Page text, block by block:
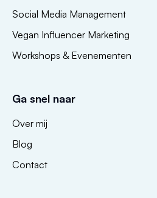
Social Media Management
Vegan Influencer Marketing
Workshops & Evenementen
Ga snel naar
Over mij
Blog
Contact